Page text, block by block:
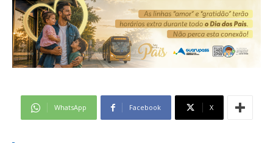
WhatsApp Facebook X